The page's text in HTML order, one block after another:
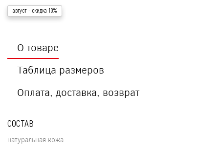
август - скидка 10%
О товаре
Таблица размеров
Оплата, доставка, возврат
СОСТАВ
натуральная кожа